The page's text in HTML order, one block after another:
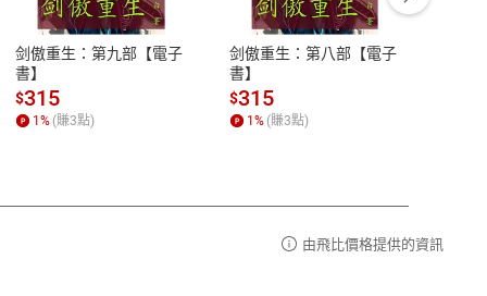
性
參
服務時間：週一到週五 10:00-12:00、
13:00-17:00 (國定假日及例假日休息)
客服電話：0080-1857077
剑傲重生：第九部【電子
書】
$315
1% (賺3點)
剑傲重生：第八部【電子
書】
$315
1% (賺3點)
由飛比價格提供的資訊